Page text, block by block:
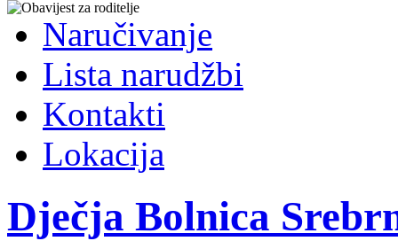
Naručivanje
Lista narudžbi
Kontakti
Lokacija
Dječja Bolnica